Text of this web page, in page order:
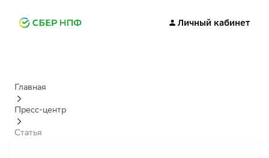
Личный кабинет
Главная
Пресс-центр
Статья